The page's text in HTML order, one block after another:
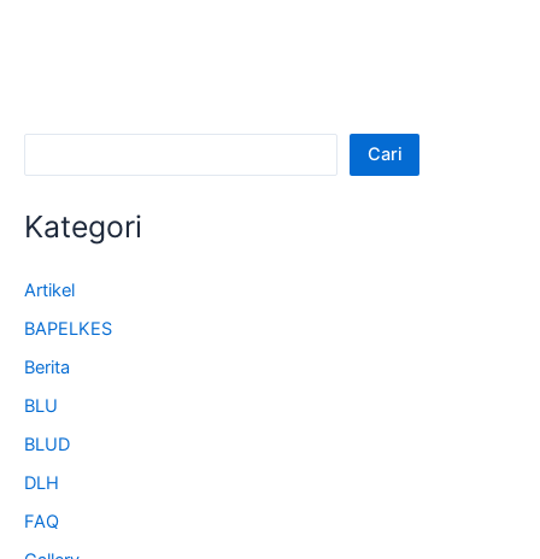
Cari
Kategori
Artikel
BAPELKES
Berita
BLU
BLUD
DLH
FAQ